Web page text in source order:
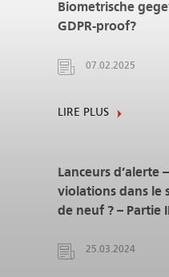
Biometrische
GDPR-proof?
07.02.2025
LIRE PLUS
Lanceurs d’alerte
violations dans le
de neuf ? – Partie II
25.03.2024